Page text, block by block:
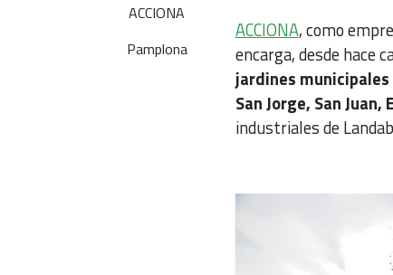
ACCIONA
Pamplona
ACCIONA, como
encarga, desde hace
jardines
San Jorge, San
industriales de